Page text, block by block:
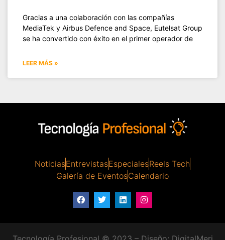
Gracias a una colaboración con las compañías
MediaTek y Airbus Defence and Space, Eutelsat Group
se ha convertido con éxito en el primer operador de
LEER MÁS »
NoticiasEntrevistasEspecialesReels Tech
Galería de EventosCalendario